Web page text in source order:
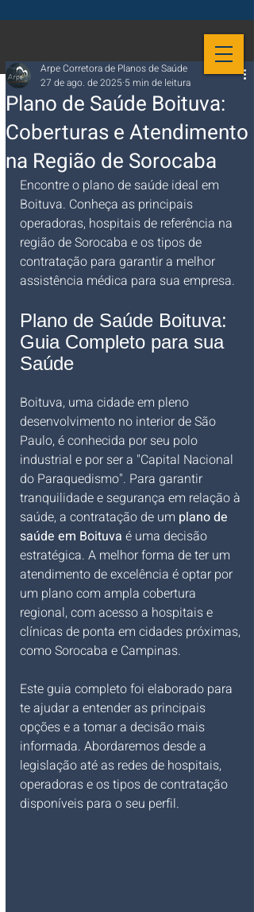
Plano de Saúde Boituva:
Coberturas e Atendimento
na Região de Sorocaba
Arpe Corretora de Planos de Saúde
27 de ago. de 2025 5 min de leitura
Encontre o plano de saúde ideal em
Boituva. Conheça as principais
operadoras, hospitais de referência na
região de Sorocaba e os tipos de
contratação para garantir a melhor
assistência médica para sua empresa.
Plano de Saúde Boituva:
Guia Completo para sua
Saúde
Boituva, uma cidade em pleno
desenvolvimento no interior de São
Paulo, é conhecida por seu polo
industrial e por ser a "Capital Nacional
do Paraquedismo". Para garantir
tranquilidade e segurança em relação à
saúde, a contratação de um plano de
saúde em Boituva é uma decisão
estratégica. A melhor forma de ter um
atendimento de excelência é optar por
um plano com ampla cobertura
regional, com acesso a hospitais e
clínicas de ponta em cidades próximas,
como Sorocaba e Campinas.
Este guia completo foi elaborado para
te ajudar a entender as principais
opções e a tomar a decisão mais
informada. Abordaremos desde a
legislação até as redes de hospitais,
operadoras e os tipos de contratação
disponíveis para o seu perfil.